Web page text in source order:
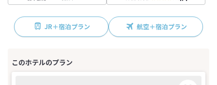
JR＋宿泊プラン 航空＋宿泊プラン